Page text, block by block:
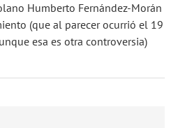
Humberto Fernández-Morán
(que al parecer ocurrió el 19
esa es otra controversia)